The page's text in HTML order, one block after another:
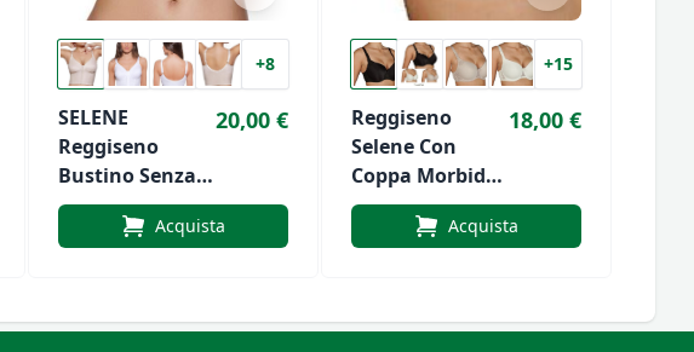
+8
SELENE
Reggiseno
Bustino Senza
Ferretto Aperto
20,00 €
Acquista
+15
Reggiseno
Selene Con
Coppa Morbida
E Ferretto Art.
18,00 €
Acquista